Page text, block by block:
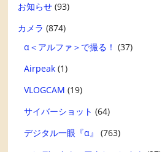
お知らせ (93)
カメラ (874)
α＜アルファ＞で撮る！ (37)
Airpeak (1)
VLOGCAM (19)
サイバーショット (64)
デジタル一眼『α』
(763)